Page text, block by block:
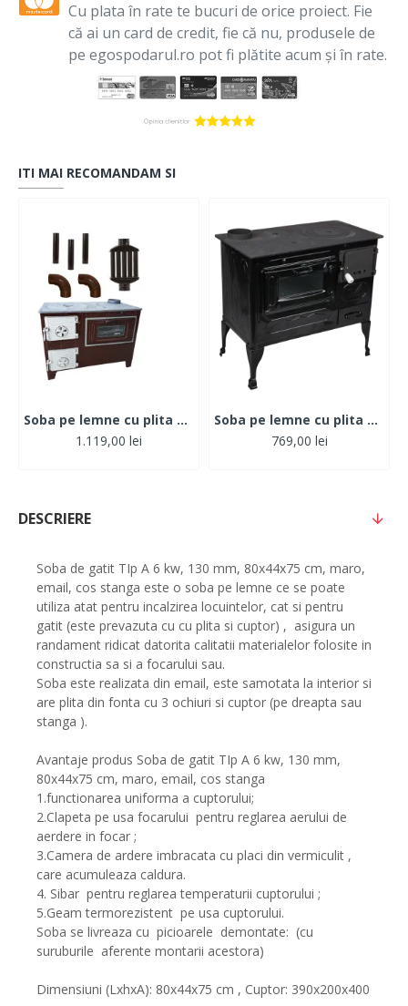
Cu plata în rate te bucuri de orice proiect. Fie
că ai un card de credit, fie că nu, produsele de
pe egospodarul.ro pot fi plătite acum și în rate.
ITI MAI RECOMANDAM SI
Soba pe lemne cu plita si cuptor ECO 40 ZILAN, Evacuare dreapta+ 3 Burlane + Recuperator + 2 Coturi
1.119,00 lei
Soba pe lemne cu plita si cuptor Tip A 80x44x75 cm, negru,cos Stanga
769,00 lei
DESCRIERE
Soba de gatit TIp A 6 kw, 130 mm, 80x44x75 cm, maro,
email, cos stanga este o soba pe lemne ce se poate
utiliza atat pentru incalzirea locuintelor, cat si pentru
gatit (este prevazuta cu cu plita si cuptor) , asigura un
randament ridicat datorita calitatii materialelor folosite in
constructia sa si a focarului sau.
Soba este realizata din email, este samotata la interior si
are plita din fonta cu 3 ochiuri si cuptor (pe dreapta sau
stanga ).
Avantaje produs Soba de gatit TIp A 6 kw, 130 mm,
80x44x75 cm, maro, email, cos stanga
1.functionarea uniforma a cuptorului;
2.Clapeta pe usa focarului pentru reglarea aerului de
aerdere in focar ;
3.Camera de ardere imbracata cu placi din vermiculit ,
care acumuleaza caldura.
4. Sibar pentru reglarea temperaturii cuptorului ;
5.Geam termorezistent pe usa cuptorului.
Soba se livreaza cu picioarele demontate: (cu
suruburile aferente montarii acestora)
Dimensiuni (LxhxA): 80x44x75 cm , Cuptor: 390x200x400